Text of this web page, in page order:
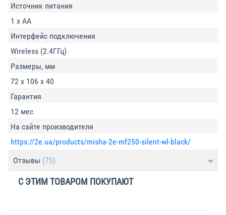
Источник питания
1 x AA
Интерфейс подключения
Wireless (2.4ГГц)
Размеры, мм
72 x 106 x 40
Гарантия
12 мес
На сайте производителя
https://2e.ua/products/misha-2e-mf250-silent-wl-black/
Отзывы (75)
С ЭТИМ ТОВАРОМ ПОКУПАЮТ